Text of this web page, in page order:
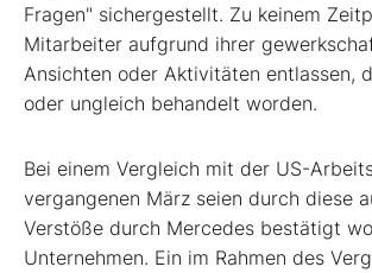
Fragen" sichergestellt. Zu keinem
Mitarbeiter aufgrund ihrer
Ansichten oder Aktivitäten entlassen,
oder ungleich behandelt worden.
Bei einem Vergleich mit der US-
vergangenen März seien durch diese
Verstöße durch Mercedes bestätigt
Unternehmen. Ein im Rahmen des